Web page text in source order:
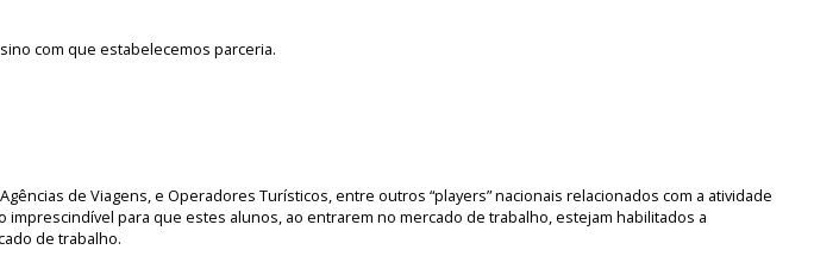
com que estabelecemos parceria.
de Viagens, e Operadores Turísticos, entre outros “players” nacionais relacionados com a atividade
para que estes alunos, ao entrarem no mercado de trabalho, estejam habilitados a
de trabalho.